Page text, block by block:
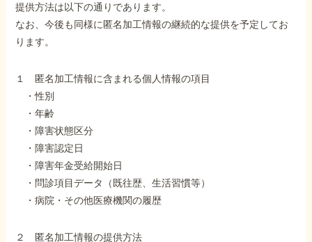
外出困難でもOK
ホーム
障害年金の基礎知識
障害年金の金額
提供方法は以下の通りであります。
なお、今後も同様に匿名加工情報の継続的な提供を予定してお
ります。
１ 匿名加工情報に含まれる個人情報の項目
・性別
・年齢
・障害状態区分
・障害認定日
・障害年金受給開始日
・問診項目データ（既往歴、生活習慣等）
・病院・その他医療機関の履歴
２ 匿名加工情報の提供方法